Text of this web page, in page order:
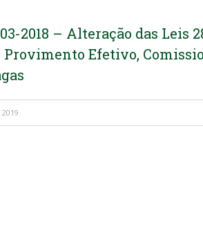
2018 – Alteração das Leis
Provimento Efetivo,
2019